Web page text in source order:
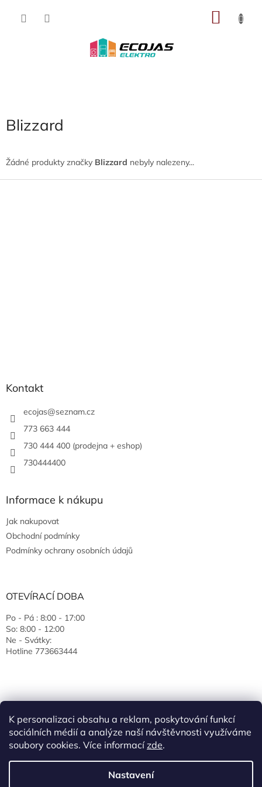
K personalizaci obsahu a reklam, poskytování funkcí
sociálních médií a analýze naší návštěvnosti využíváme
soubory cookies. Více informacízde.
Nastavení
Blizzard
Žádné produkty značky Blizzard nebyly nalezeny...
Kontakt
ecojas@seznam.cz
773 663 444
730 444 400 (prodejna + eshop)
730444400
Informace k nákupu
Jak nakupovat
Obchodní podmínky
Podmínky ochrany osobních údajů
OTEVÍRACÍ DOBA
Po - Pá : 8:00 - 17:00
So: 8:00 - 12:00
Ne - Svátky:
Hotline 773663444